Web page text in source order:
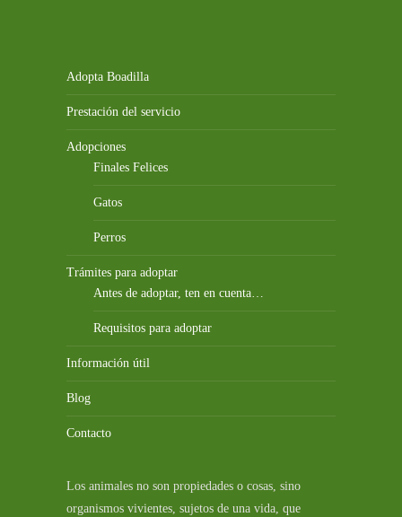
Adopta Boadilla
Prestación del servicio
Adopciones
Finales Felices
Gatos
Perros
Trámites para adoptar
Antes de adoptar, ten en cuenta…
Requisitos para adoptar
Información útil
Blog
Contacto
Los animales no son propiedades o cosas, sino
organismos vivientes, sujetos de una vida, que